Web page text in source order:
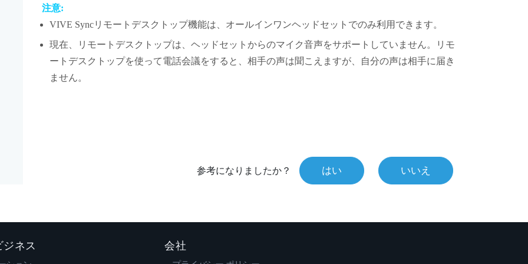
注意:
VIVE Syncリモートデスクトップ機能は、オールインワンヘッドセットでのみ利用できます。
現在、 リモートデスクトップは、ヘッドセットからのマイク音声をサポートしていません。
リモ
ートデスクトップを使って電話会議をすると、相手の声は聞こえますが、自分の声は相手に届き
ません。
参考になりましたか？ はい いいえ
ネス 会社